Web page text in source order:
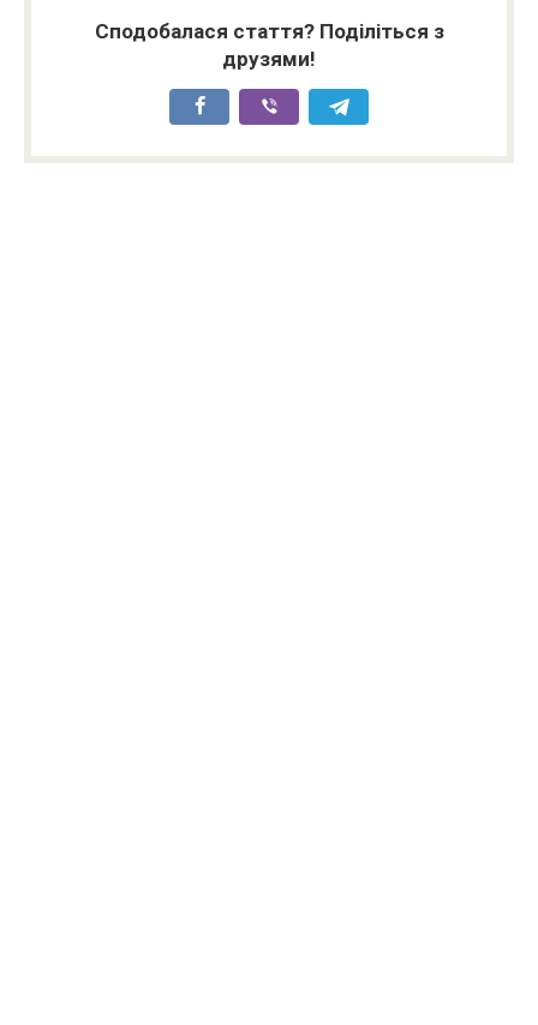
Сподобалася стаття? Поділіться з
друзями!